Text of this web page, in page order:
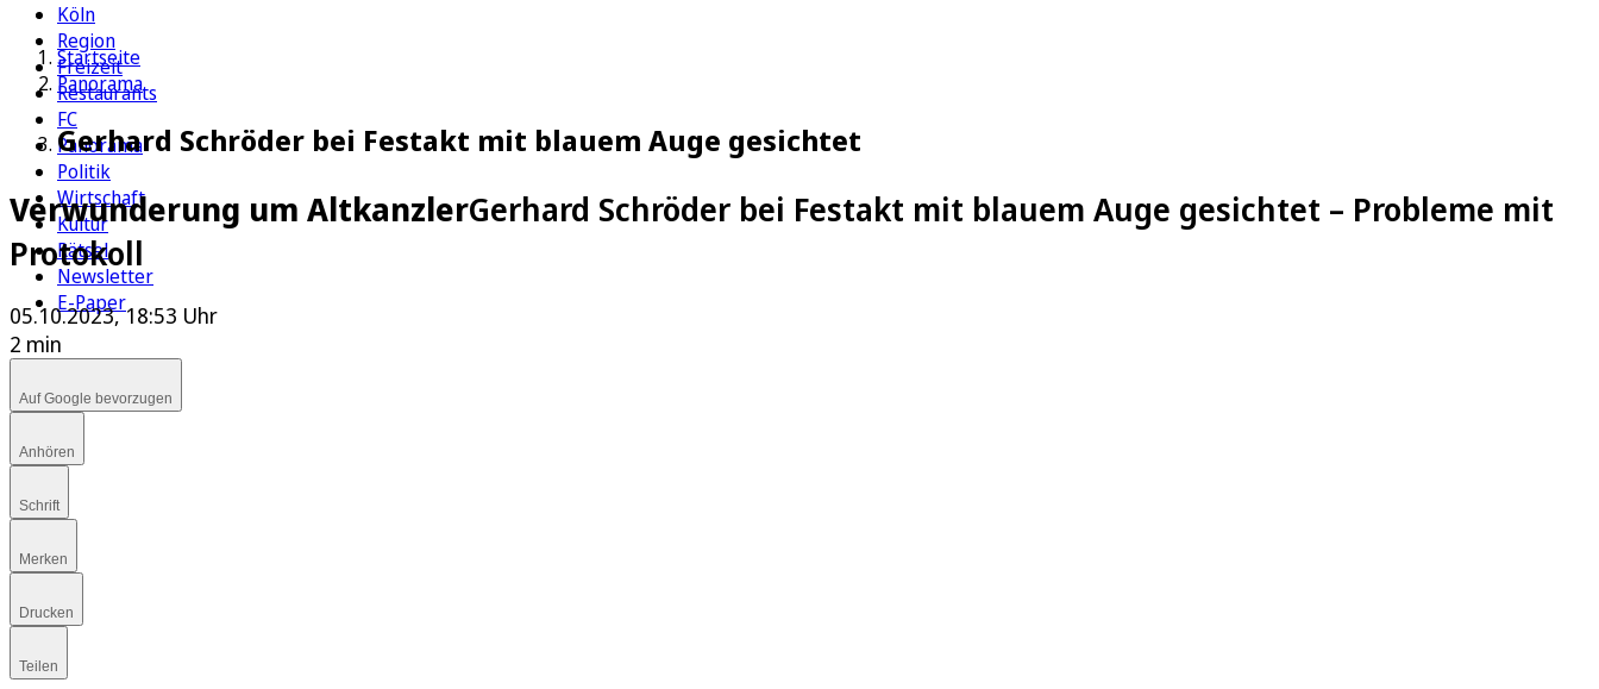
Köln
Region
Freizeit
Restaurants
FC
Panorama
Politik
Wirtschaft
Kultur
Rätsel
Newsletter
E-Paper
Startseite
Panorama
Gerhard Schröder bei Festakt mit blauem Auge gesichtet
Verwunderung um AltkanzlerGerhard Schröder bei Festakt mit blauem Auge gesichtet – Probleme mit
Protokoll
05.10.2023, 18:53 Uhr
2 min
Auf Google bevorzugen
Anhören
Schrift
Merken
Drucken
Teilen